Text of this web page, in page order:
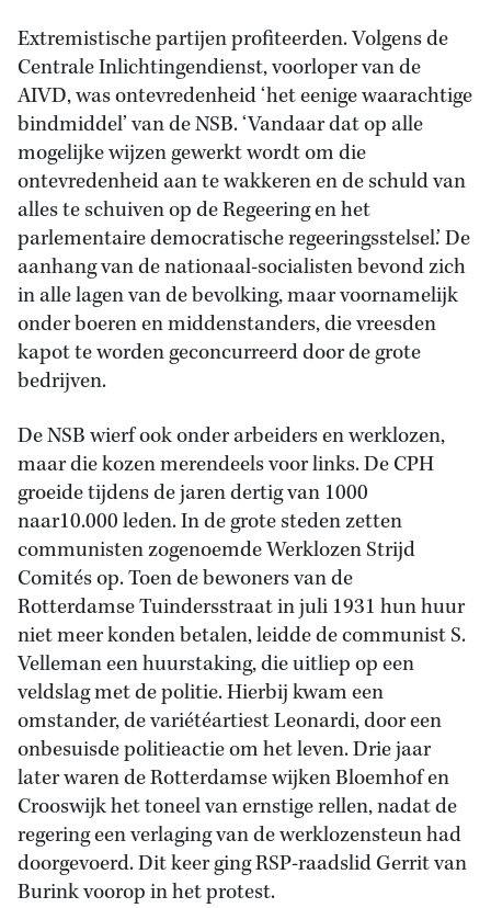
Extremistische partijen profiteerden. Volgens de
Centrale Inlichtingendienst, voorloper van de
AIVD, was ontevredenheid ‘het eenige waarachtige
bindmiddel’ van de NSB. ‘Vandaar dat op alle
mogelijke wijzen gewerkt wordt om die
ontevredenheid aan te wakkeren en de schuld van
alles te schuiven op de Regeering en het
parlementaire democratische regeeringsstelsel.’ De
aanhang van de nationaal-socialisten bevond zich
in alle lagen van de bevolking, maar voornamelijk
onder boeren en middenstanders, die vreesden
kapot te worden geconcurreerd door de grote
bedrijven.
De NSB wierf ook onder arbeiders en werklozen,
maar die kozen merendeels voor links. De CPH
groeide tijdens de jaren dertig van 1000
naar10.000 leden. In de grote steden zetten
communisten zogenoemde Werklozen Strijd
Comités op. Toen de bewoners van de
Rotterdamse Tuindersstraat in juli 1931 hun huur
niet meer konden betalen, leidde de communist S.
Velleman een huurstaking, die uitliep op een
veldslag met de politie. Hierbij kwam een
omstander, de variétéartiest Leonardi, door een
onbesuisde politieactie om het leven. Drie jaar
later waren de Rotterdamse wijken Bloemhof en
Crooswijk het toneel van ernstige rellen, nadat de
regering een verlaging van de werklozensteun had
doorgevoerd. Dit keer ging RSP-raadslid Gerrit van
Burink voorop in het protest.